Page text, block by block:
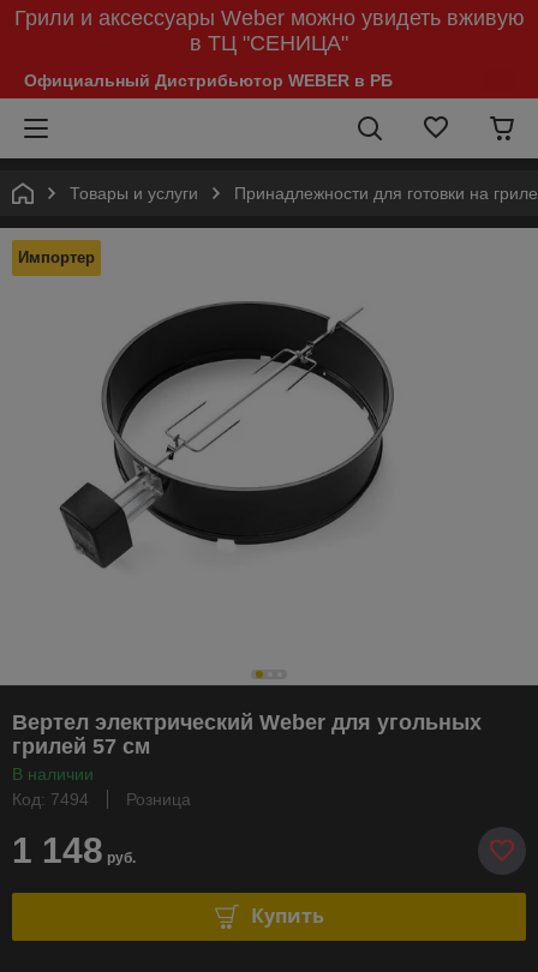
Грили и аксессуары Weber можно увидеть вживую
в ТЦ "СЕНИЦА"
Официальный Дистрибьютор WEBER в РБ
Товары и услуги Принадлежности для готовки на гриле
Импортер
Вертел электрический Weber для угольных
грилей 57 см
В наличии
Код: 7494
Розница
1 148 руб.
Купить